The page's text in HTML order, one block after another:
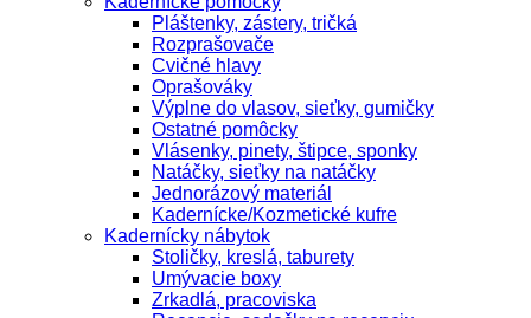
Pláštenky, zástery, tričká
Rozprašovače
Cvičné hlavy
Oprašováky
Výplne do vlasov, sieťky, gumičky
Ostatné pomôcky
Vlásenky, pinety, štipce, sponky
Natáčky, sieťky na natáčky
Jednorázový materiál
Kadernícke/Kozmetické kufre
Kadernícky nábytok
Stoličky, kreslá, taburety
Umývacie boxy
Zrkadlá, pracoviska